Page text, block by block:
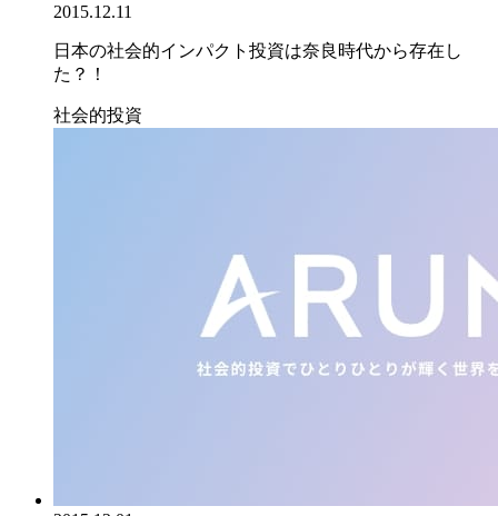
2015.12.11
日本の社会的インパクト投資は奈良時代から存在し
た？！
社会的投資